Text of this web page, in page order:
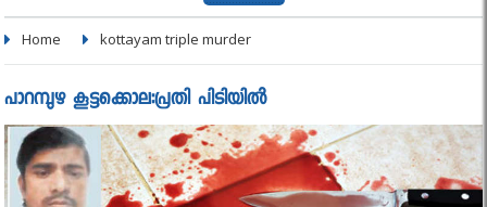
Home kottayam triple murder
പാറമ്പുഴ കൂട്ടക്കൊല:പ്രതി പിടിയിൽ